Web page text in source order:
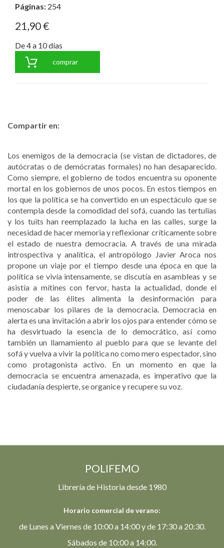
Páginas: 254
21,90 €
De 4 a 10 días
comprar
Compartir en:
Los enemigos de la democracia (se vistan de dictadores, de
autócratas o de demócratas formales) no han desaparecido.
Como siempre, el gobierno de todos encuentra su oponente
mortal en los gobiernos de unos pocos. En estos tiempos en
los que la política se ha convertido en un espectáculo que se
contempla desde la comodidad del sofá, cuando las tertulias
y los tuits han reemplazado la lucha en las calles, surge la
necesidad de hacer memoria y reflexionar críticamente sobre
el estado de nuestra democracia. A través de una mirada
introspectiva y analítica, el antropólogo Javier Aroca nos
propone un viaje por el tiempo desde una época en que la
política se vivía intensamente, se discutía en asambleas y se
asistía a mítines con fervor, hasta la actualidad, donde el
poder de las élites alimenta la desinformación para
menoscabar los pilares de la democracia. Democracia en
alerta es una invitación a abrir los ojos para entender cómo se
ha desvirtuado la esencia de lo democrático, así como
también un llamamiento al pueblo para que se levante del
sofá y vuelva a vivir la política no como mero espectador, sino
como protagonista activo. En un momento en que la
democracia se encuentra amenazada, es imperativo que la
ciudadanía despierte, se organice y recupere su voz.
POLIFEMO
Librería de Historia desde 1980
Horario comercial de verano:
de Lunes a Viernes de 10:00 a 14:00 y de 17:30 a 20:30.
Sábados de 10:00 a 14:00.